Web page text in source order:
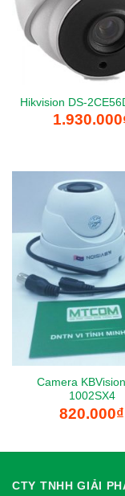
Hikvision DS-
1.930.000
Camera
1002SX4
820.000₫
CTY TNHH GIẢI